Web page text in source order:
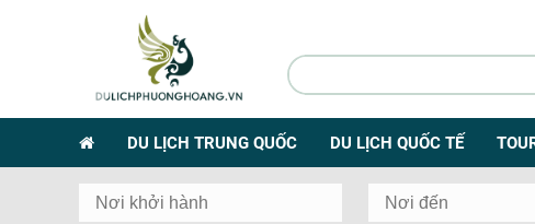
DU LỊCH TRUNG QUỐC DU LỊCH QUỐC TẾ